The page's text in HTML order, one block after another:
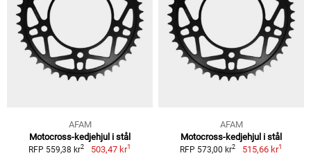
AFAM
Motocross-kedjehjul i stål
RFP 559,38 kr2 503,47 kr1
AFAM
Motocross-kedjehjul i stål
RFP 573,00 kr2 515,66 kr1